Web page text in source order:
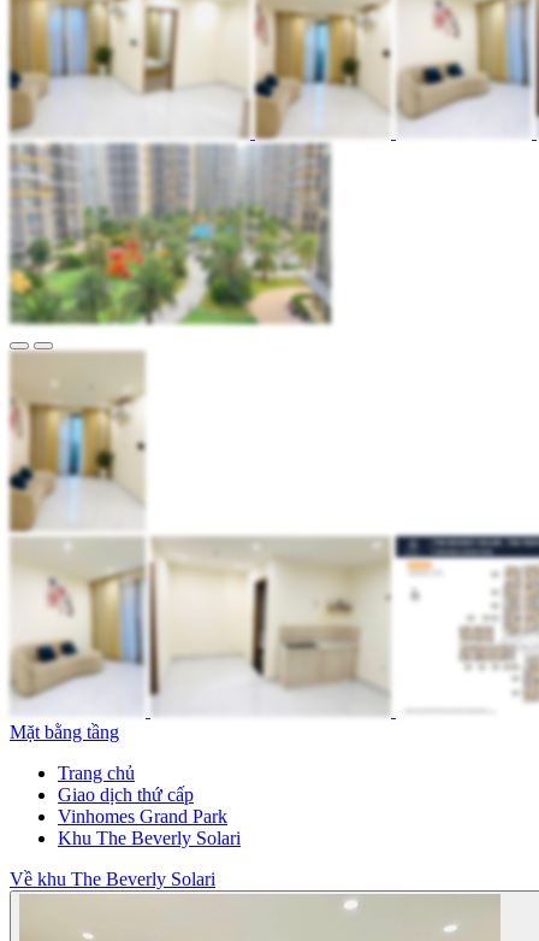
Mặt bằng tầng
Trang chủ
Giao dịch thứ cấp
Vinhomes Grand Park
Khu The Beverly Solari
Về khu The Beverly Solari